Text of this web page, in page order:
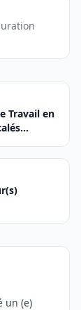
Travail en
un (e)